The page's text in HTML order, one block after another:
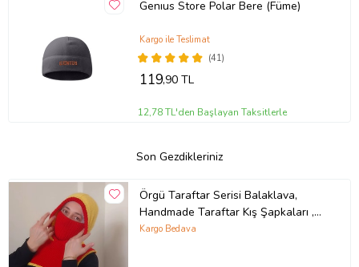
Genıus Store Polar Bere (Füme)
(41)
Kargo ile Teslimat
119,90 TL
12,78 TL'den Başlayan Taksitlerle
Son Gezdikleriniz
Örgü Taraftar Serisi Balaklava,
Handmade Taraftar Kış Şapkaları ,
Galatasaray Şapkası, Beşiktaş
Kargo Bedava